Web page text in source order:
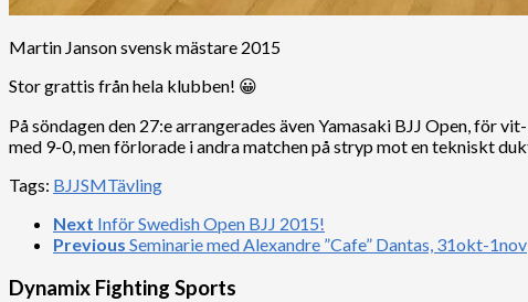
Martin Janson svensk mästare 2015
Stor grattis från hela klubben! 😀
På söndagen den 27:e arrangerades även Yamasaki BJJ Open,
med 9-0, men förlorade i andra matchen på stryp mot en tekniskt
Tags: BJJSMTävling
Next Inför Swedish Open BJJ 2015!
Previous Seminarie med Alexandre ”Cafe” Dantas, 31okt-1nov
Dynamix Fighting Sports